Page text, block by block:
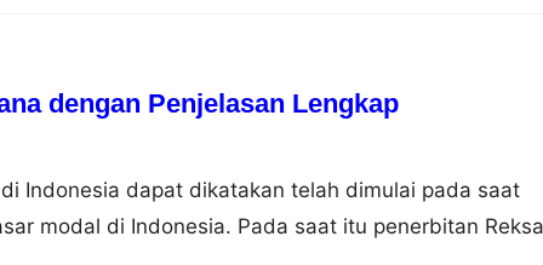
dengan Penjelasan Lengkap
di Indonesia dapat dikatakan telah dimulai pada saat
modal di Indonesia. Pada saat itu penerbitan Reksa